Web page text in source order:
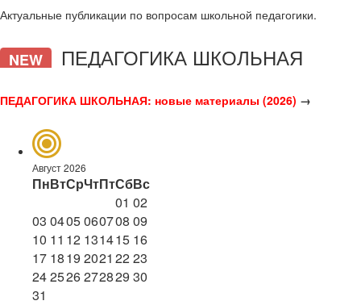
Актуальные публикации по вопросам школьной педагогики.
NEW ПЕДАГОГИКА ШКОЛЬНАЯ
ПЕДАГОГИКА ШКОЛЬНАЯ: новые материалы (2026) →
Август 2026
ПнВтСрЧтПтСбВс
01 02
03 0405060708 09
10 11 12 131415 16
17 1819 2021 2223
242526272829 30
31